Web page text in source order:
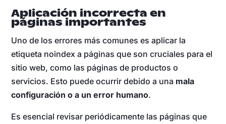
Aplicación incorrecta en
páginas importantes
Uno de los errores más comunes es aplicar la
etiqueta noindex a páginas que son cruciales para el
sitio web, como las páginas de productos o
servicios. Esto puede ocurrir debido a una mala
configuración o a un error humano.
Es esencial revisar periódicamente las páginas que